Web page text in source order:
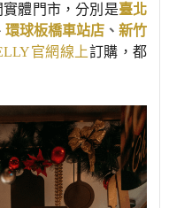
體門市，分別是臺北
環球板橋車站店、 新竹
官網線上訂購，都